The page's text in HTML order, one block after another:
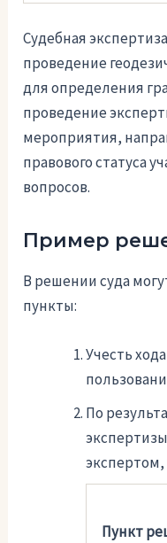
Судебная
проведение
для определения
проведение
мероприятия,
правового статуса
вопросов.
Пример
В решении суда
пункты:
Учесть
По
экспертом,
Пункт